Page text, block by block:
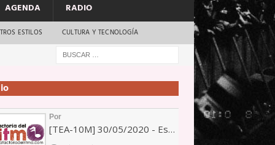
AGENDA RADIO
ESTILOS CULTURA Y TECNOLOGÍA